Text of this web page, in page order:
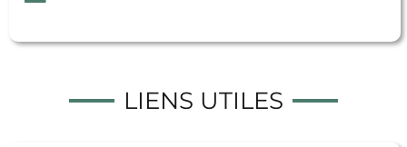
LIENS UTILES